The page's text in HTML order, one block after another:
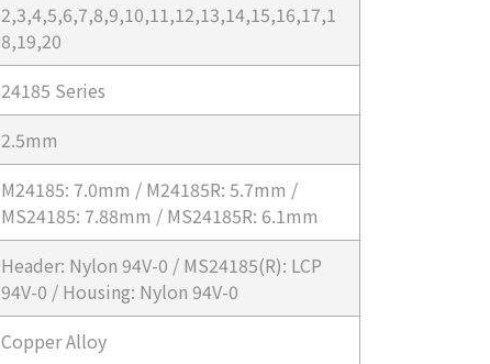
2,3,4,5,6,7,8,9,10,11,12,13,14,15,16,17,1
8,19,20
24185 Series
2.5mm
M24185: 7.0mm / M24185R: 5.7mm /
MS24185: 7.88mm / MS24185R: 6.1mm
Header: Nylon 94V-0 / MS24185(R): LCP
94V-0 / Housing: Nylon 94V-0
Copper Alloy